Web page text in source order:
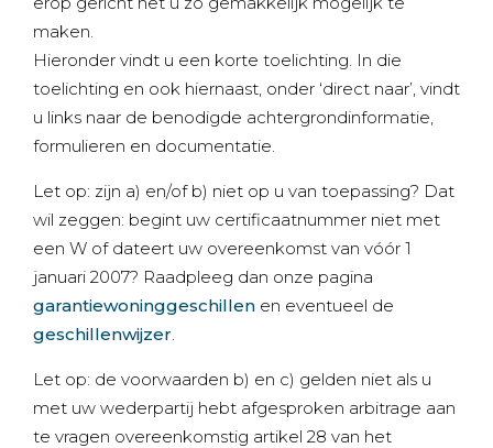
maken.
Hieronder vindt u een korte toelichting. In die
toelichting en ook hiernaast, onder ‘direct naar’, vindt
u links naar de benodigde achtergrondinformatie,
formulieren en documentatie.
Let op: zijn a) en/of b) niet op u van toepassing? Dat
wil zeggen: begint uw certificaatnummer niet met
een W of dateert uw overeenkomst van vóór 1
januari 2007? Raadpleeg dan onze pagina
garantiewoninggeschillen en eventueel de
geschillenwijzer.
Let op: de voorwaarden b) en c) gelden niet als u
met uw wederpartij hebt afgesproken arbitrage aan
te vragen overeenkomstig artikel 28 van het